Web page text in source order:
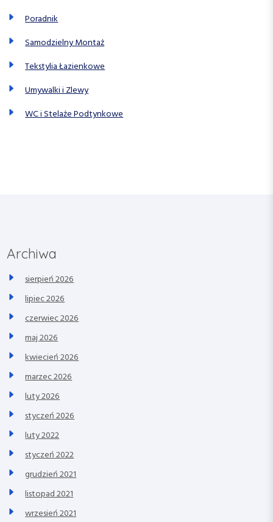
Poradnik
Samodzielny Montaż
Tekstylia Łazienkowe
Umywalki i Zlewy
WC i Stelaże Podtynkowe
Archiwa
sierpień 2026
lipiec 2026
czerwiec 2026
maj 2026
kwiecień 2026
marzec 2026
luty 2026
styczeń 2026
luty 2022
styczeń 2022
grudzień 2021
listopad 2021
wrzesień 2021